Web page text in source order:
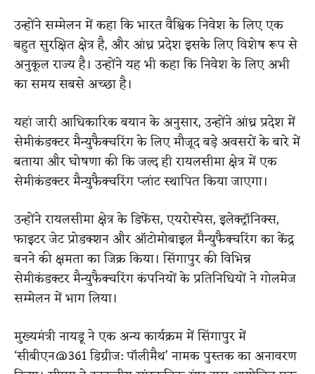
उन्होंने सम्मेलन में कहा कि भारत वैश्विक निवेश के लिए एक
बहुत सुरक्षित क्षेत्र है, और आंध्र प्रदेश इसके लिए विशेष रूप से
अनुकूल राज्य है। उन्होंने यह भी कहा कि निवेश के लिए अभी
का समय सबसे अच्छा है।
यहां जारी आधिकारिक बयान के अनुसार, उन्होंने आंध्र प्रदेश में
सेमीकंडक्टर मैन्युफैक्चरिंग के लिए मौजूद बड़े अवसरों के बारे में
बताया और घोषणा की कि जल्द ही रायलसीमा क्षेत्र में एक
सेमीकंडक्टर मैन्युफैक्चरिंग प्लांट स्थापित किया जाएगा।
उन्होंने रायलसीमा क्षेत्र के डिफेंस, एयरोस्पेस, इलेक्ट्रॉनिक्स,
फाइटर जेट प्रोडक्शन और ऑटोमोबाइल मैन्युफैक्चरिंग का केंद्र
बनने की क्षमता का जिक्र किया।​सिंगापुर की विभिन्न
सेमीकंडक्टर मैन्युफैक्चरिंग कंपनियों के प्रतिनिधियों ने गोलमेज
सम्मेलन में भाग लिया।
मुख्यमंत्री नायडू ने एक अन्य कार्यक्रम में सिंगापुर में
‘सीबीएन@361 डिग्रीज: पॉलीमैथ’ नामक पुस्तक का अनावरण